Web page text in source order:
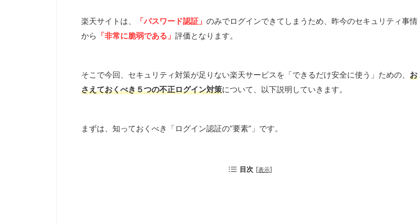
楽天サイトは、 「パスワード認証」 のみでログインできてしまうため、昨今のセキュリティ事情
から 「非常に脆弱である」 評価となります。
そこで今回、セキュリティ対策が足りない楽天サービスを「できるだけ安全に使う」ための、 お
さえておくべき５つの不正ログイン対策について、以下説明していきます。
まずは、知っておくべき「ログイン認証の”要素”」です。
目次 [表示]